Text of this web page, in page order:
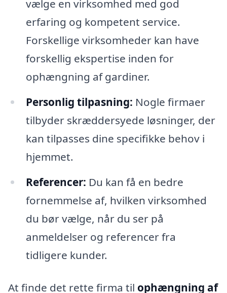
vælge en virksomhed med god
erfaring og kompetent service.
Forskellige virksomheder kan have
forskellig ekspertise inden for
ophængning af gardiner.
Personlig tilpasning: Nogle firmaer
tilbyder skræddersyede løsninger, der
kan tilpasses dine specifikke behov i
hjemmet.
Referencer: Du kan få en bedre
fornemmelse af, hvilken virksomhed
du bør vælge, når du ser på
anmeldelser og referencer fra
tidligere kunder.
At finde det rette firma til ophængning af